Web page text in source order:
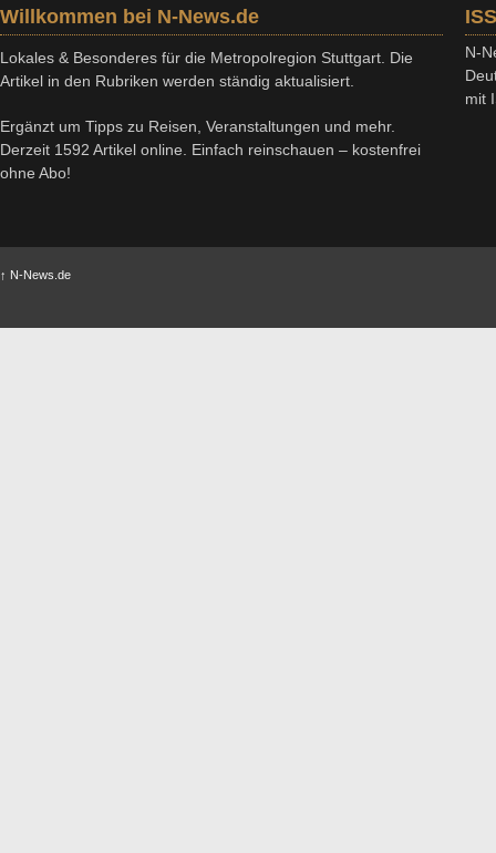
Willkommen bei N-News.de
Lokales & Besonderes für die Metropolregion Stuttgart. Die
Artikel in den Rubriken werden ständig aktualisiert.
Ergänzt um Tipps zu Reisen, Veranstaltungen und mehr.
Derzeit 1592 Artikel online. Einfach reinschauen – kostenfrei
ohne Abo!
N-
mit
↑ N-News.de